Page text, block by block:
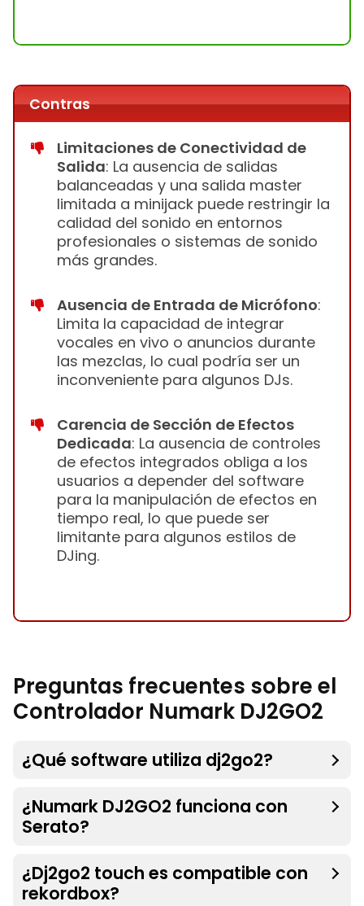
Contras
Limitaciones de Conectividad de
Salida: La ausencia de salidas
balanceadas y una salida master
limitada a minijack puede restringir la
calidad del sonido en entornos
profesionales o sistemas de sonido
más grandes.
Ausencia de Entrada de Micrófono:
Limita la capacidad de integrar
vocales en vivo o anuncios durante
las mezclas, lo cual podría ser un
inconveniente para algunos DJs.
Carencia de Sección de Efectos
Dedicada: La ausencia de controles
de efectos integrados obliga a los
usuarios a depender del software
para la manipulación de efectos en
tiempo real, lo que puede ser
limitante para algunos estilos de
DJing.
Preguntas frecuentes sobre el
Controlador Numark DJ2GO2
¿Qué software utiliza dj2go2?
¿Numark DJ2GO2 funciona con
Serato?
¿Dj2go2 touch es compatible con
rekordbox?